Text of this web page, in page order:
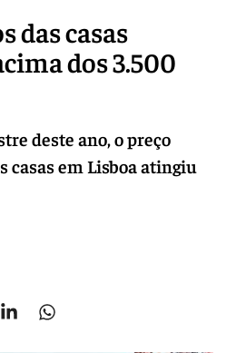
das casas
dos 3.500
deste ano, o preço
casas em Lisboa atingiu